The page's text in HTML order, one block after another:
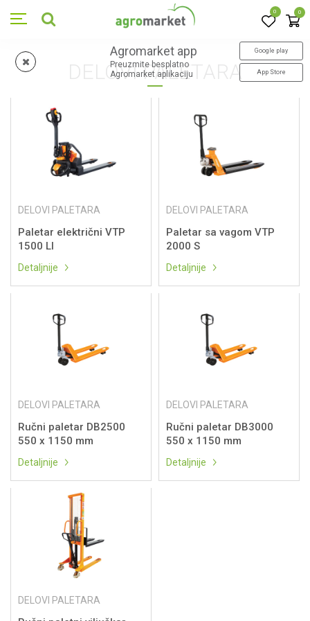
0 0
Agromarket app
Preuzmite besplatno
Agromarket aplikaciju
Google play
App Store
DELOVI PALETARA
DELOVI PALETARA
Paletar električni VTP
1500 LI
Detaljnije
DELOVI PALETARA
Paletar sa vagom VTP
2000 S
Detaljnije
DELOVI PALETARA
Ručni paletar DB2500
550 x 1150 mm
Detaljnije
DELOVI PALETARA
Ručni paletar DB3000
550 x 1150 mm
Detaljnije
DELOVI PALETARA